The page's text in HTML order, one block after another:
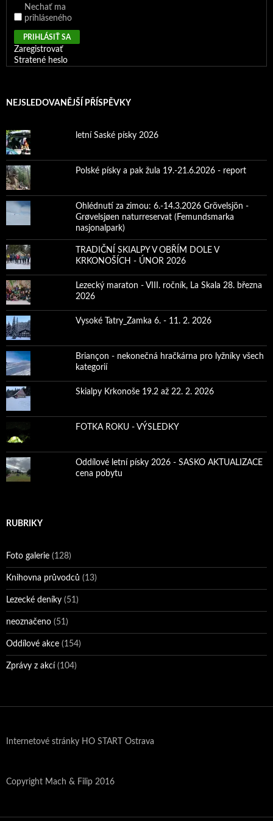
Nechať ma
prihláseného
PRIHLÁSIŤ SA
Zaregistrovať
Stratené heslo
NEJSLEDOVANĚJŠÍ PŘÍSPĚVKY
letní Saské písky 2026
Polské písky a pak žula 19.-21.6.2026 - report
Ohlédnutí za zimou: 6.-14.3.2026 Grövelsjön -
Grøvelsjøen naturreservat (Femundsmarka
nasjonalpark)
TRADIČNÍ SKIALPY V OBŘÍM DOLE V
KRKONOŠÍCH - ÚNOR 2026
Lezecký maraton - VIII. ročník, La Skala 28. března
2026
Vysoké Tatry_Zamka 6. - 11. 2. 2026
Briançon - nekonečná hračkárna pro lyžníky všech
kategorií
Skialpy Krkonoše 19.2 až 22. 2. 2026
FOTKA ROKU - VÝSLEDKY
Oddílové letní písky 2026 - SASKO AKTUALIZACE
cena pobytu
RUBRIKY
Foto galerie (128)
Knihovna průvodců (13)
Lezecké deníky (51)
neoznačeno (51)
Oddílové akce (154)
Zprávy z akcí (104)
Internetové stránky HO START Ostrava
Copyright Mach & Filip 2016